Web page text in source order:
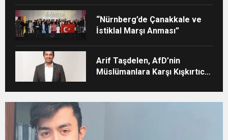
“Nürnberg’de Çanakkale ve
İstiklal Marşı Anması”
Arif Taşdelen, AfD’nin
Müslümanlara Karşı Kışkırtıcı